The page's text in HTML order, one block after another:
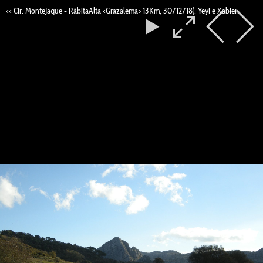
<< Cir. MonteJaque - RábitaAlta <Grazalema> 13Km, 30/12/18). Yeyi e Xabier.